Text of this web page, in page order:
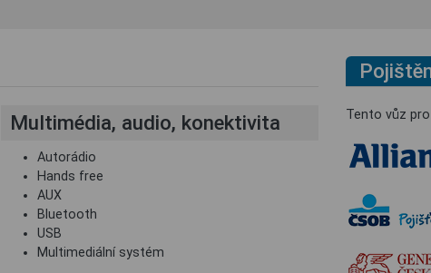
Multimédia, audio, konektivita
Autorádio
Hands free
AUX
Bluetooth
USB
Multimediální systém
Tento vůz